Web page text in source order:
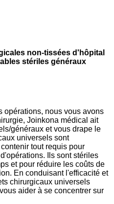
non-tissées d'hôpital
stériles généraux
opérations, nous vous avons
Joinkona médical ait
généraux et vous drape le
universels sont
tout requis pour
Ils sont stériles
et pour réduire les coûts de
En conduisant l'efficacité et
chirurgicaux universels
aider à se concentrer sur